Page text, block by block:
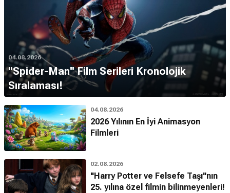
04.08.2026
''Spider-Man'' Film Serileri Kronolojik
Sıralaması!
04.08.2026
2026 Yılının En İyi Animasyon
Filmleri
02.08.2026
"Harry Potter ve Felsefe Taşı"nın
25. yılına özel filmin bilinmeyenleri!